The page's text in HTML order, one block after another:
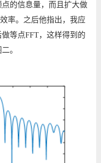
的信息量，而且扩大做
率。之后他指出，我应
等点FFT，这样得到的
。